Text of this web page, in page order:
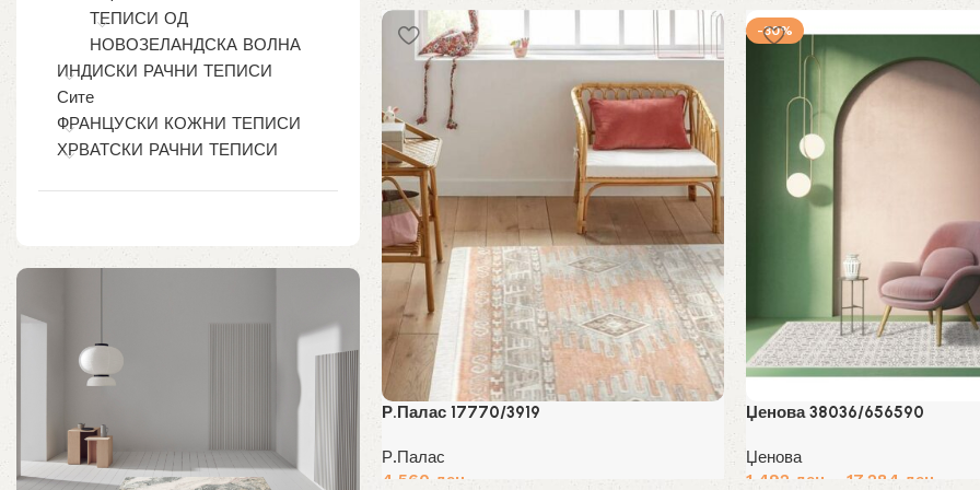
ТЕПИСИ ОД
НОВОЗЕЛАНДСКА ВОЛНА
ИНДИСКИ РАЧНИ ТЕПИСИ
Сите
ФРАНЦУСКИ КОЖНИ ТЕПИСИ
ХРВАТСКИ РАЧНИ ТЕПИСИ
Р.Палас 17770/3919
Р.Палас
4,560ден
-30%
Џенова 38036/656590
Џенова
1,492 ден 17,284 ден